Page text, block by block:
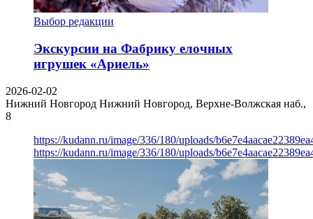
Выбор редакции
Экскурсии на Фабрику елочных
игрушек «Ариель»
2026-02-02
Нижний Новгород Нижний Новгород, Верхне-Волжская наб.,
8
https://kudann.ru/image/336/180/uploads/
https://kudann.ru/image/336/180/uploads/